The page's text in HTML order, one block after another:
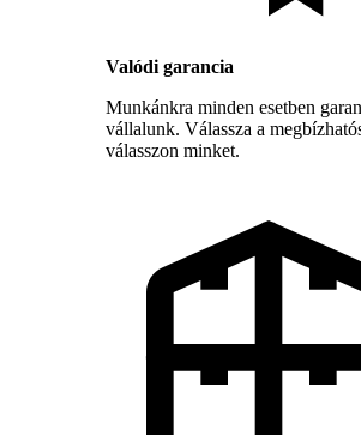
Valódi garancia
Munkánkra minden esetben
vállalunk. Válassza a
válasszon minket.